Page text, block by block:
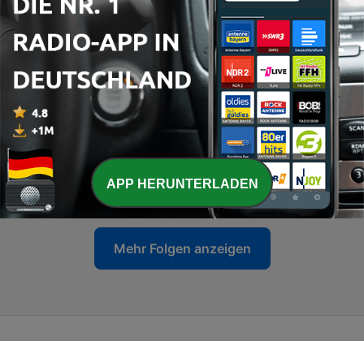
497 - Alexander Herrmann – Starkoch
17 Jul. 2026
496 - Iris Schmidbauer – Klippenspringerin
17 Jul. 2026
495 - Moritz Neumeier – Stand-up-Comedian
17 Jul. 2026
494 - Luis Bauer – Bestatter
17 Jul. 2026
Mehr Folgen anzeigen
APP HERUNTERLADEN